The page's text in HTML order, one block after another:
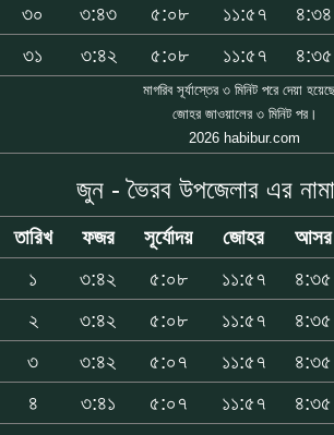
৩০
৩:৪৩ ৫:০৮ ১১:৫৭ ৪:৩৪
৩১
৩:৪২ ৫:০৮ ১১:৫৭ ৪:৩৫
মাগরিব সূর্যাস্তের ৩ মিনিট পরে দেয়া
জোহর জাওয়ালের ৩ মিনিট পর।
2026 habibur.com
জুন - ভৈরব উপজেলার এর
তারিখ ফজর সূর্যোদয় জোহর আসর
১
৩:৪২ ৫:০৮ ১১:৫৭ ৪:৩৫
২
৩:৪২ ৫:০৮ ১১:৫৭ ৪:৩৫
৩
৩:৪২ ৫:০৭ ১১:৫৭ ৪:৩৫
৪
৩:৪১ ৫:০৭ ১১:৫৭ ৪:৩৫